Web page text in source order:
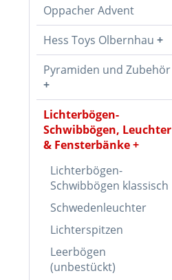
Oppacher Advent
Hess Toys Olbernhau
Pyramiden und Zubehör
Lichterbögen-
Schwibbögen, Leuchter
& Fensterbänke
Lichterbögen-
Schwibbögen klassisch
Schwedenleuchter
Lichterspitzen
Leerbögen
(unbestückt)